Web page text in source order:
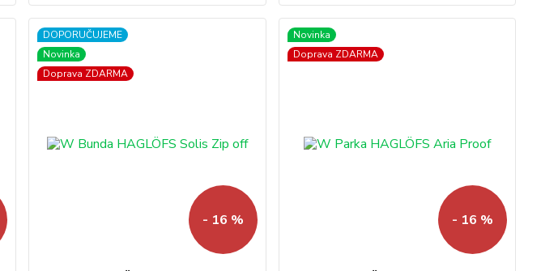
DOPORUČUJEME
Novinka
Doprava ZDARMA
- 16 %
Novinka
Doprava ZDARMA
- 16 %